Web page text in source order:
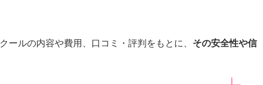
ールの内容や費用、口コミ・評判をもとに、 その安全性や信